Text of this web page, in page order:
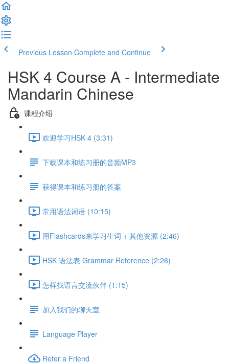
Previous Lesson Complete and Continue
HSK 4 Course A - Intermediate
Mandarin Chinese
课程介绍
欢迎学习HSK 4 (3:31)
下载课本和练习册的音频MP3
获得课本和练习册的答案
常用语法词语 (10:15)
用Flashcards来学习生词 + 其他资源 (2:46)
HSK 语法表 Grammar Reference (2:26)
怎样找语言交流伙伴 (1:15)
加入我们的聊天室
Language Player
Refer a Friend